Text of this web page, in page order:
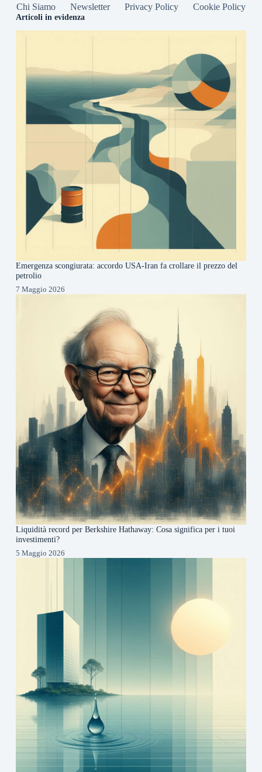
Chi Siamo Newsletter Privacy Policy Cookie Policy
Articoli in evidenza
Emergenza scongiurata: accordo USA-Iran fa crollare il prezzo del
petrolio
7 Maggio 2026
Liquidità record per Berkshire Hathaway: Cosa significa per i tuoi
investimenti?
5 Maggio 2026